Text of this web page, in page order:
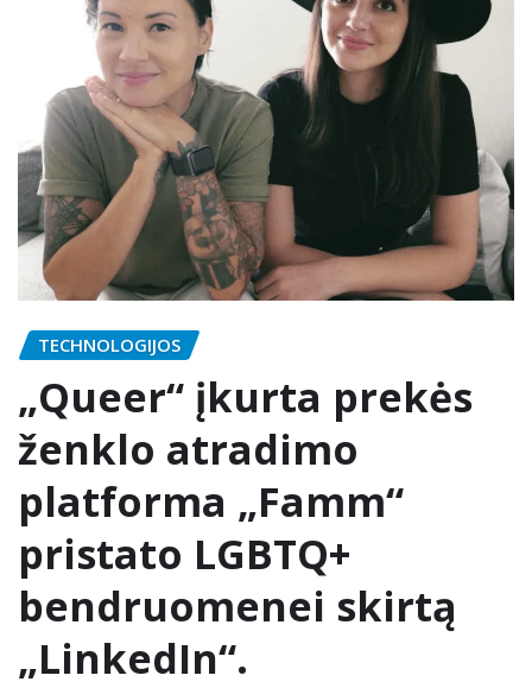
TECHNOLOGIJOS
„Queer“ įkurta prekės
ženklo atradimo
platforma „Famm“
pristato LGBTQ+
bendruomenei skirtą
„LinkedIn“.